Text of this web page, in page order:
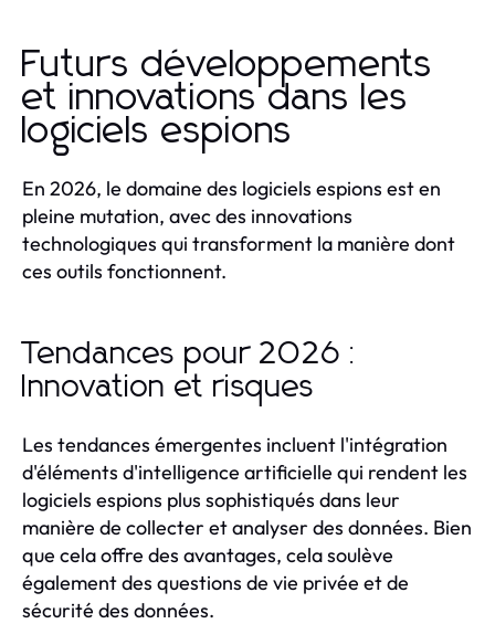
Futurs développements
et innovations dans les
logiciels espions
En 2026, le domaine des logiciels espions est en
pleine mutation, avec des innovations
technologiques qui transforment la manière dont
ces outils fonctionnent.
Tendances pour 2026 :
Innovation et risques
Les tendances émergentes incluent l'intégration
d'éléments d'intelligence artificielle qui rendent les
logiciels espions plus sophistiqués dans leur
manière de collecter et analyser des données. Bien
que cela offre des avantages, cela soulève
également des questions de vie privée et de
sécurité des données.